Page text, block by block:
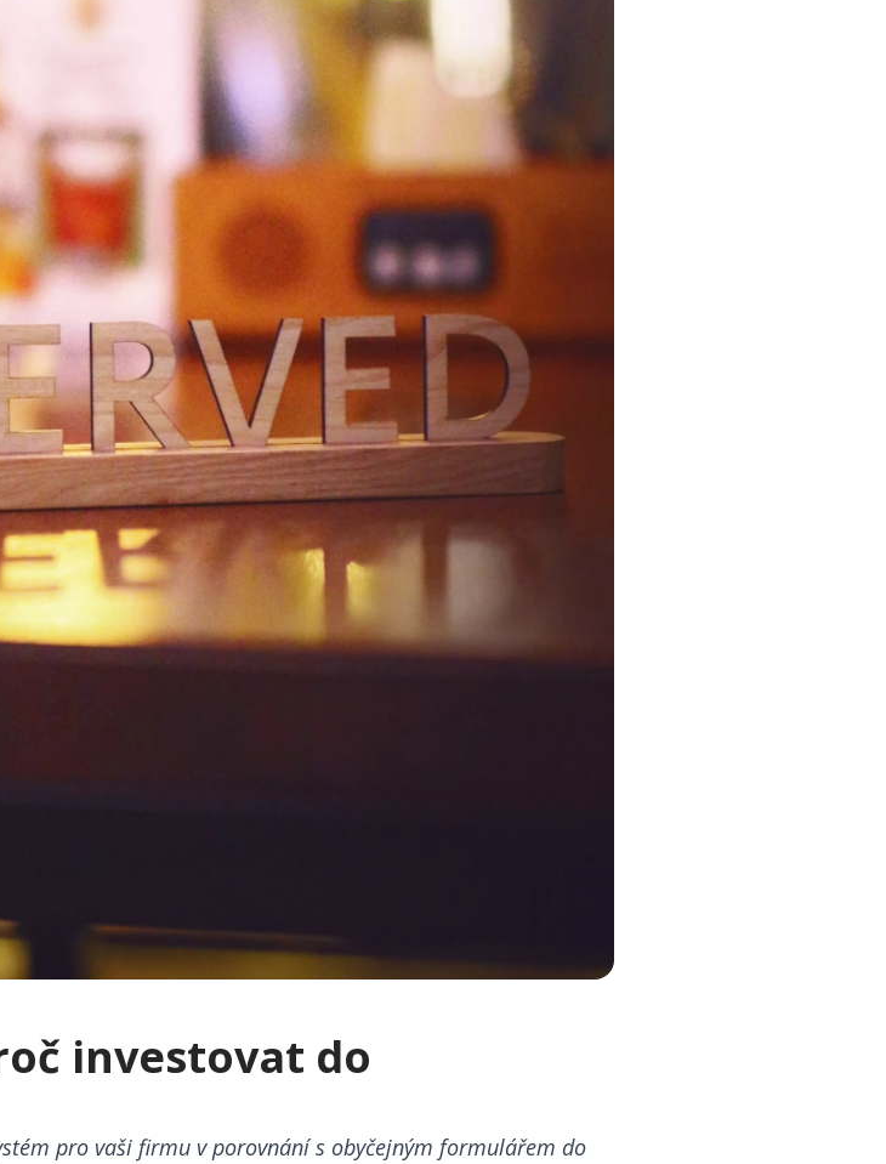
investovat do
pro vaši firmu v porovnání s obyčejným formulářem do